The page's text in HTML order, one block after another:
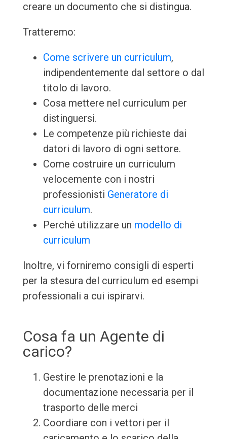
creare un documento che si distingua.
Tratteremo:
Come scrivere un curriculum,
indipendentemente dal settore o dal
titolo di lavoro.
Cosa mettere nel curriculum per
distinguersi.
Le competenze più richieste dai
datori di lavoro di ogni settore.
Come costruire un curriculum
velocemente con i nostri
professionisti Generatore di
curriculum.
Perché utilizzare un modello di
curriculum
Inoltre, vi forniremo consigli di esperti
per la stesura del curriculum ed esempi
professionali a cui ispirarvi.
Cosa fa un Agente di
carico?
Gestire le prenotazioni e la
documentazione necessaria per il
trasporto delle merci
Coordiare con i vettori per il